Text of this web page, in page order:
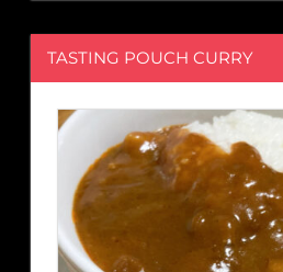
TASTING POUCH CURRY